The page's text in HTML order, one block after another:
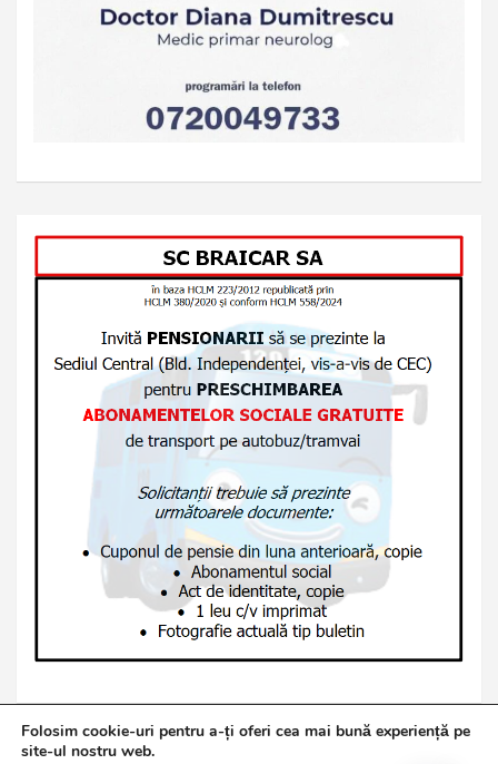
Folosim cookie-uri pentru a-ți oferi cea mai bună experiență pe
site-ul nostru web.